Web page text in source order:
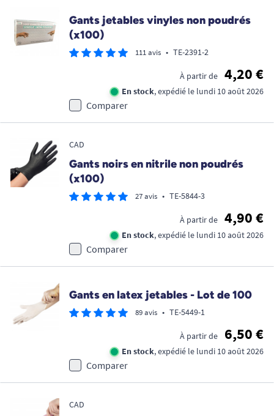
Gants jetables vinyles non poudrés
(x100)
111 avis • TE-2391-2
À partir de 4,20 €
En stock, expédié le lundi 10 août 2026
Comparer
CAD
Gants noirs en nitrile non poudrés
(x100)
27 avis • TE-5844-3
À partir de 4,90 €
En stock, expédié le lundi 10 août 2026
Comparer
Gants en latex jetables - Lot de 100
89 avis • TE-5449-1
À partir de 6,50 €
En stock, expédié le lundi 10 août 2026
Comparer
CAD